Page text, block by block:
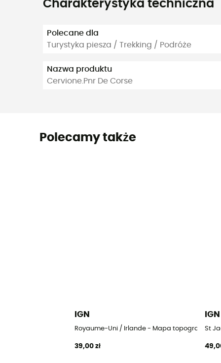
Charakterystyka techniczna
Polecane dla
Turystyka piesza / Trekking / Podróże
Nazwa produktu
Cervione.Pnr De Corse
Polecamy także
IGN
Royaume-Uni / Irlande - Mapa topograficzna
39,00 zł
IGN
St